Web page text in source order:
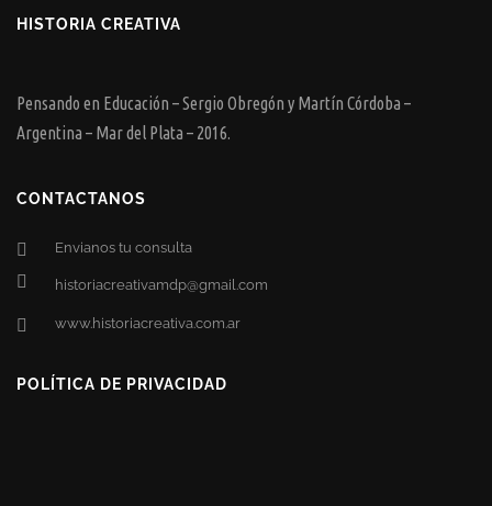
HISTORIA CREATIVA
Pensando en Educación – Sergio Obregón y Martín Córdoba –
Argentina – Mar del Plata – 2016.
CONTACTANOS
Envianos tu consulta
historiacreativamdp@gmail.com
www.historiacreativa.com.ar
POLÍTICA DE PRIVACIDAD